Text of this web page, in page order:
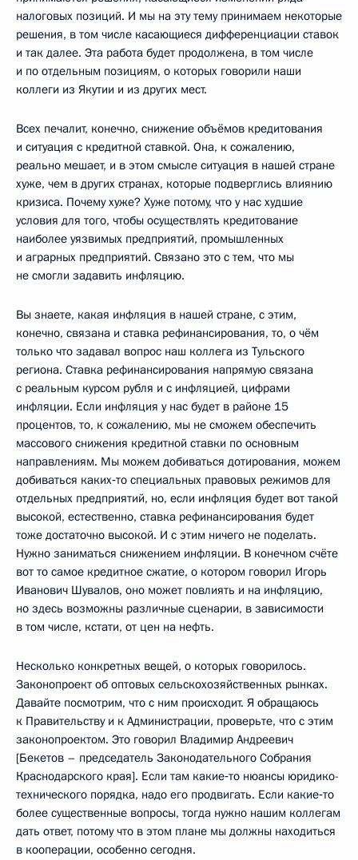
налоговых позиций. И мы на эту тему принимаем некоторые
решения, в том числе касающиеся дифференциации ставок
и так далее. Эта работа будет продолжена, в том числе
и по отдельным позициям, о которых говорили наши
коллеги из Якутии и из других мест.
Всех печалит, конечно, снижение объёмов кредитования
и ситуация с кредитной ставкой. Она, к сожалению,
реально мешает, и в этом смысле ситуация в нашей стране
хуже, чем в других странах, которые подверглись влиянию
кризиса. Почему хуже? Хуже потому, что у нас худшие
условия для того, чтобы осуществлять кредитование
наиболее уязвимых предприятий, промышленных
и аграрных предприятий. Связано это с тем, что мы
не смогли задавить инфляцию.
Вы знаете, какая инфляция в нашей стране, с этим,
конечно, связана и ставка рефинансирования, то, о чём
только что задавал вопрос наш коллега из Тульского
региона. Ставка рефинансирования напрямую связана
с реальным курсом рубля и с инфляцией, цифрами
инфляции. Если инфляция у нас будет в районе 15
процентов, то, к сожалению, мы не сможем обеспечить
массового снижения кредитной ставки по основным
направлениям. Мы можем добиваться дотирования, можем
добиваться каких‑то специальных правовых режимов для
отдельных предприятий, но, если инфляция будет вот такой
высокой, естественно, ставка рефинансирования будет
тоже достаточно высокой. И с этим ничего не поделать.
Нужно заниматься снижением инфляции. В конечном счёте
вот то самое кредитное сжатие, о котором говорил Игорь
Иванович Шувалов, оно может повлиять и на инфляцию,
но здесь возможны различные сценарии, в зависимости
в том числе, кстати, от цен на нефть.
Несколько конкретных вещей, о которых говорилось.
Законопроект об оптовых сельскохозяйственных рынках.
Давайте посмотрим, что с ним происходит. Я обращаюсь
к Правительству и к Администрации, проверьте, что с этим
законопроектом. Это говорил Владимир Андреевич
[Бекетов – председатель Законодательного Собрания
Краснодарского края]. Если там какие‑то нюансы юридико-
технического порядка, надо его продвигать. Если какие‑то
более существенные вопросы, тогда нужно нашим коллегам
дать ответ, потому что в этом плане мы должны находиться
в кооперации, особенно сегодня.